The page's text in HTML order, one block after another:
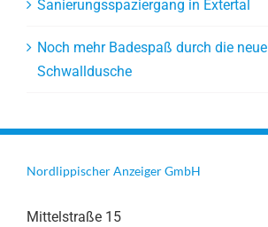
Sanierungsspaziergang in Extertal
Noch mehr Badespaß durch die neue
Schwalldusche
Nordlippischer Anzeiger GmbH
Mittelstraße 15